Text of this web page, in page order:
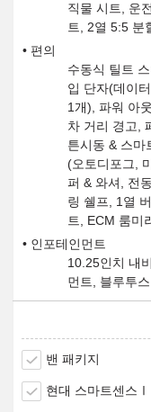
직물 시트, 운
트, 2열 5:5 분
편의
수동식 틸트
입 단자(데이
1개), 파워 아
차 거리 경고,
튼시동 & 스마
(오토디포그,
퍼 & 와셔, 전
링 쉘프, 1열
트, ECM 룸미
인포테인먼트
10.25인치 내
먼트, 블루투
밴 패키지
현대 스마트센스Ⅰ